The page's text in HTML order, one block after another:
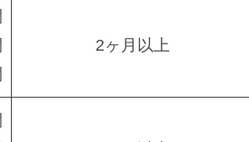
2ヶ月以上